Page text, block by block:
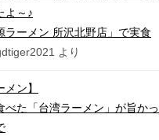
よ～♪
ラーメン 所沢北野店」で実食
より
メン】
べた「台湾ラーメン」が旨かっ